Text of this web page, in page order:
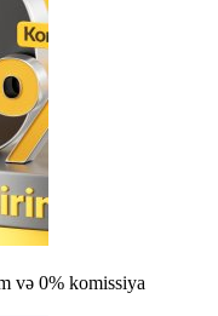
və 0% komissiya